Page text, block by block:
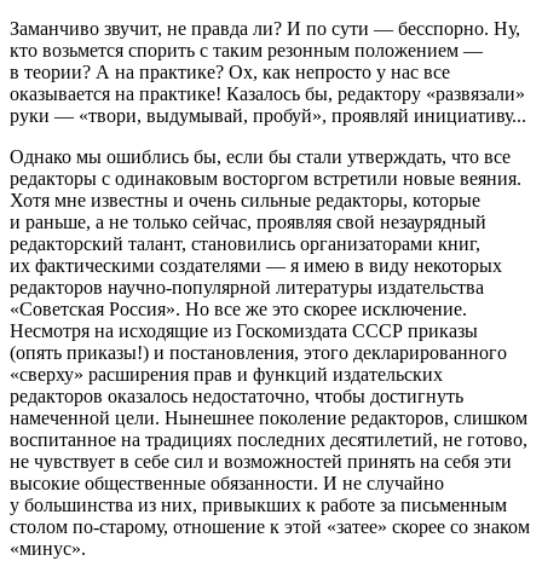
Заманчиво звучит, не правда ли? И по сути — бесспорно. Ну,
кто возьмется спорить с таким резонным положением —
в теории? А на практике? Ох, как непросто у нас все
оказывается на практике! Казалось бы, редактору «развязали»
руки — «твори, выдумывай, пробуй», проявляй инициативу...
Однако мы ошиблись бы, если бы стали утверждать, что все
редакторы с одинаковым восторгом встретили новые веяния.
Хотя мне известны и очень сильные редакторы, которые
и раньше, а не только сейчас, проявляя свой незаурядный
редакторский талант, становились организаторами книг,
их фактическими создателями — я имею в виду некоторых
редакторов научно-популярной литературы издательства
«Советская Россия». Но все же это скорее исключение.
Несмотря на исходящие из Госкомиздата СССР приказы
(опять приказы!) и постановления, этого декларированного
«сверху» расширения прав и функций издательских
редакторов оказалось недостаточно, чтобы достигнуть
намеченной цели. Нынешнее поколение редакторов, слишком
воспитанное на традициях последних десятилетий, не готово,
не чувствует в себе сил и возможностей принять на себя эти
высокие общественные обязанности. И не случайно
у большинства из них, привыкших к работе за письменным
столом по-старому, отношение к этой «затее» скорее со знаком
«минус».